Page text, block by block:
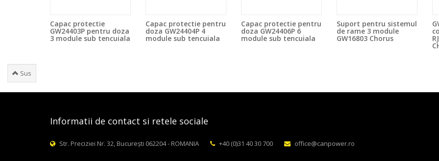
Capac protectie
GW24403P pentru doza
3 module sub tencuiala
Capac protectie pentru
doza GW24404P 4
module sub tencuiala
Capac protectie pentru
doza GW24406P 6
module sub tencuiala
Suport pentru sistemul
de rame 3 module
GW16803 Chorus
Sus
Informatii de contact si retele sociale
Str. Preciziei Nr. 32, București 062204 - ROMANIA +40 (0)31 40 30 700 office@canpower.ro